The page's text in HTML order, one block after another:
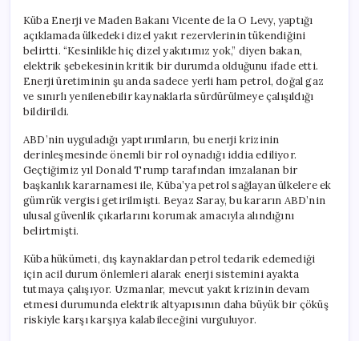
Küba Enerji ve Maden Bakanı Vicente de la O Levy, yaptığı
açıklamada ülkedeki dizel yakıt rezervlerinin tükendiğini
belirtti. “Kesinlikle hiç dizel yakıtımız yok,” diyen bakan,
elektrik şebekesinin kritik bir durumda olduğunu ifade etti.
Enerji üretiminin şu anda sadece yerli ham petrol, doğal gaz
ve sınırlı yenilenebilir kaynaklarla sürdürülmeye çalışıldığı
bildirildi.
ABD’nin uyguladığı yaptırımların, bu enerji krizinin
derinleşmesinde önemli bir rol oynadığı iddia ediliyor.
Geçtiğimiz yıl Donald Trump tarafından imzalanan bir
başkanlık kararnamesi ile, Küba’ya petrol sağlayan ülkelere ek
gümrük vergisi getirilmişti. Beyaz Saray, bu kararın ABD’nin
ulusal güvenlik çıkarlarını korumak amacıyla alındığını
belirtmişti.
Küba hükümeti, dış kaynaklardan petrol tedarik edemediği
için acil durum önlemleri alarak enerji sistemini ayakta
tutmaya çalışıyor. Uzmanlar, mevcut yakıt krizinin devam
etmesi durumunda elektrik altyapısının daha büyük bir çöküş
riskiyle karşı karşıya kalabileceğini vurguluyor.